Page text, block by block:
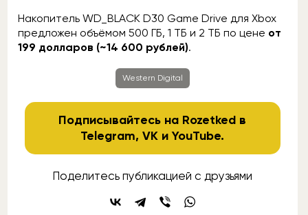
Накопитель WD_BLACK D30 Game Drive для Xbox
предложен объёмом 500 ГБ, 1 ТБ и 2 ТБ по цене от
199 долларов (~14 600 рублей).
Western Digital
Подписывайтесь на Rozetked в
Telegram,VK иYouTube.
Поделитесь публикацией с друзьями